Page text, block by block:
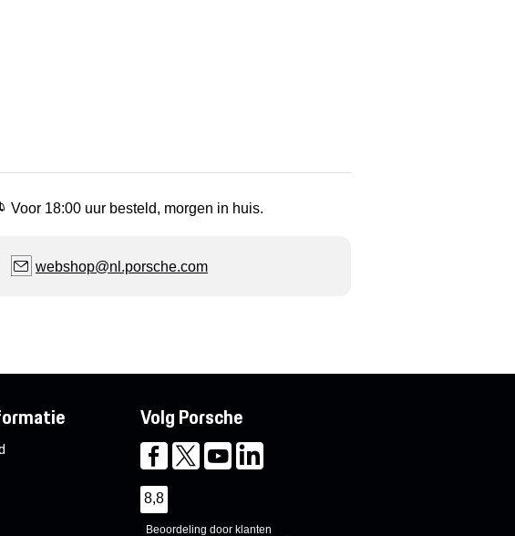
Voor 18:00 uur besteld, morgen in huis.
webshop@nl.porsche.com
Volg Porsche
8,8
Beoordeling door klanten